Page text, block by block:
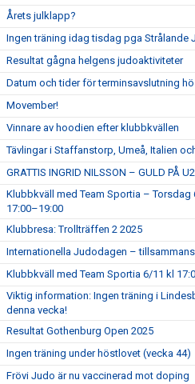
Årets julklapp?
Ingen träning idag tisdag pga Strålande
Resultat gågna helgens judoaktiviteter
Datum och tider för terminsavslutning
Movember!
Vinnare av hoodien efter klubbkvällen
Tävlingar i Staffanstorp, Umeå, Italien
GRATTIS INGRID NILSSON – GULD PÅ
Klubbkväll med Team Sportia – Torsdag
17:00–19:00
Klubbresa: Trollträffen 2 2025
Internationella Judodagen –
Klubbkväll med Team Sportia 6/11 kl
Viktig information: Ingen träning i
denna vecka!
Resultat Gothenburg Open 2025
Ingen träning under höstlovet (vecka 44)
Frövi Judo är nu vaccinerad mot doping